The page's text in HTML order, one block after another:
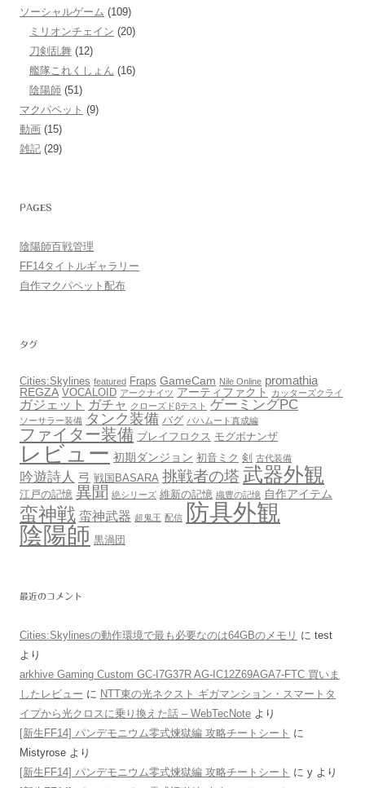
ソーシャルゲーム (109)
ミリオンチェイン (20)
刀剣乱舞 (12)
艦隊これくしょん (16)
陰陽師 (51)
マクパペット (9)
動画 (15)
雑記 (29)
PAGES
陰陽師百戦管理
FF14タイトルギャラリー
自作マクパペット配布
タグ
Cities:Skylines featured Fraps GameCam Nile Online promathia
REGZA VOCALOID アークナイツ アーティファクト カッターズクライ
ガジェット ガチャ クローズドβテスト ゲーミングPC
ソーサラー装備 タンク装備 バグ バハムート真成編
ファイター装備 ブレイフロクス モグボナンザ
レビュー 初期ダンジョン 初音ミク 剣 古代装備
吟遊詩人 弓 戦国BASARA 挑戦者の塔 武器外観
江戸の記憶 異聞 絶シリーズ 維新の記憶 織豊の記憶 自作アイテム
蛮神戦 蛮神武器 超鬼王 配信 防具外観
陰陽師 黒渦団
最近のコメント
Cities:Skylinesの動作環境で最も必要なのは64GBのメモリ に test
より
arkhive Gaming Custom GC-I7G37R AG-IC12Z69AGA7-FTC 買いま
したレビュー に NTT東の光ネクスト ギガマンション・スマートタ
イプから光クロスに乗り換えた話 – WebTecNote より
[新生FF14] パンデモニウム零式煉獄編 攻略チートシート に
Mistyrose より
[新生FF14] パンデモニウム零式煉獄編 攻略チートシート に y より